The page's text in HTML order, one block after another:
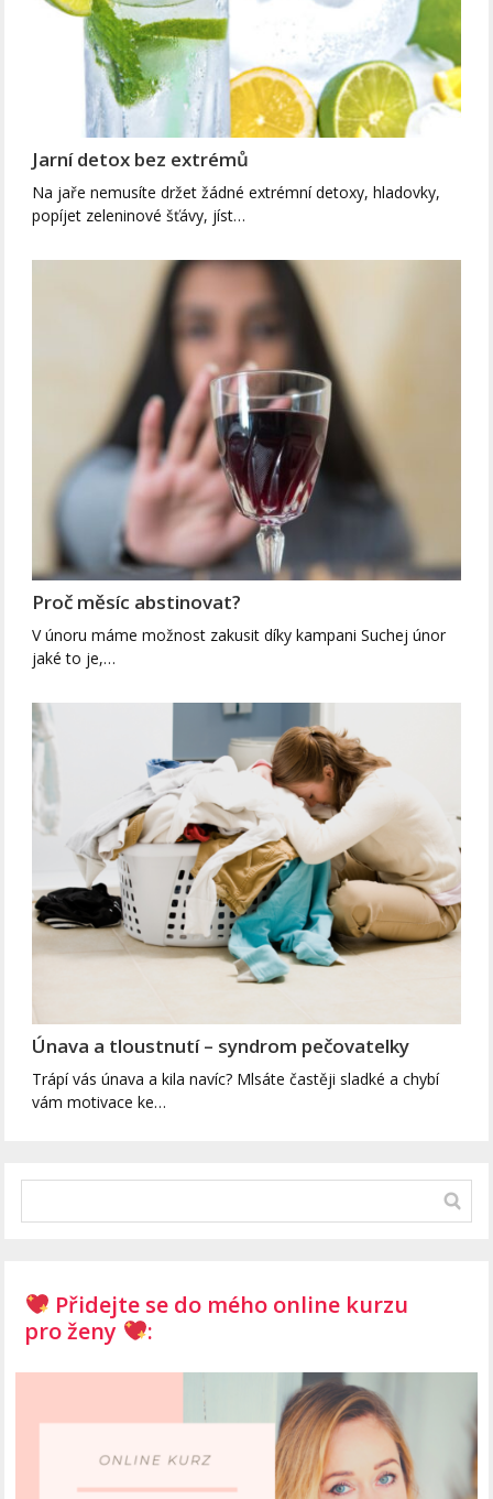
Jarní detox bez extrémů
Na jaře nemusíte držet žádné extrémní detoxy, hladovky,
popíjet zeleninové šťávy, jíst…
Proč měsíc abstinovat?
V únoru máme možnost zakusit díky kampani Suchej únor
jaké to je,…
Únava a tloustnutí – syndrom pečovatelky
Trápí vás únava a kila navíc? Mlsáte častěji sladké a chybí
vám motivace ke…
Přidejte se do mého online kurzu
pro ženy
: